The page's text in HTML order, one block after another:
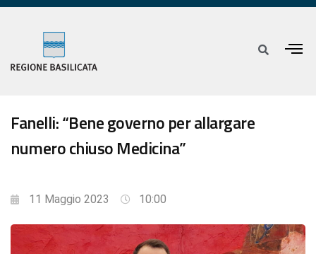
Fanelli: “Bene governo per allargare
numero chiuso Medicina”
11 Maggio 2023 10:00